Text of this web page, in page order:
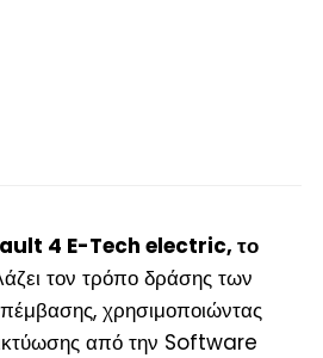
4 E-Tech electric, το
τον τρόπο δράσης των
χρησιμοποιώντας
από την Software